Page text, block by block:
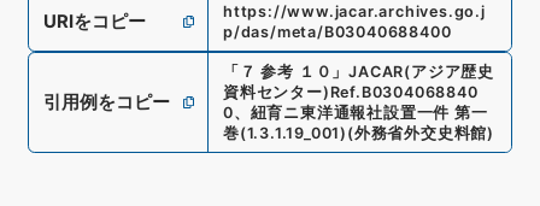
URIをコピー
https://www.jacar.archives.go.j
p/das/meta/B03040688400
引用例をコピー
「 ７ 参考 １０ 」JACAR(アジア歴史
資料センター) Ref. B0304068840
0、 紐育ニ東洋通報社設置一件 第一
巻(1.3.1.19_001) (外務省外交史料館)